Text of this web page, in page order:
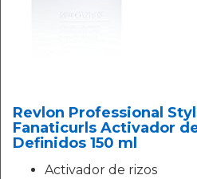
Revlon Professional
Fanaticurls Activador
Definidos 150 ml
Activador de rizos